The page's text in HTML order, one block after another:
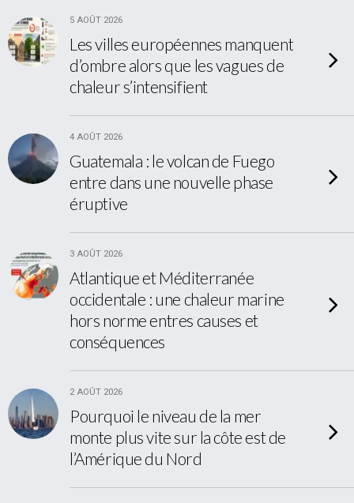
5 AOÛT 2026
Les villes européennes manquent
d’ombre alors que les vagues de
chaleur s’intensifient
4 AOÛT 2026
Guatemala : le volcan de Fuego
entre dans une nouvelle phase
éruptive
3 AOÛT 2026
Atlantique et Méditerranée
occidentale : une chaleur marine
hors norme entres causes et
conséquences
2 AOÛT 2026
Pourquoi le niveau de la mer
monte plus vite sur la côte est de
l’Amérique du Nord